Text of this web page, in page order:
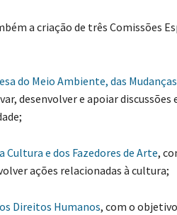
a criação de três Comissões
do Meio Ambiente, das
desenvolver e apoiar discussões
e dos Fazedores de Arte,
ações relacionadas à cultura;
Direitos Humanos, com o